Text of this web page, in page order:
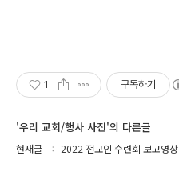
1 구독하기
'우리 교회/행사 사진'의 다른글
현재글 2022 전교인 수련회 보고영상